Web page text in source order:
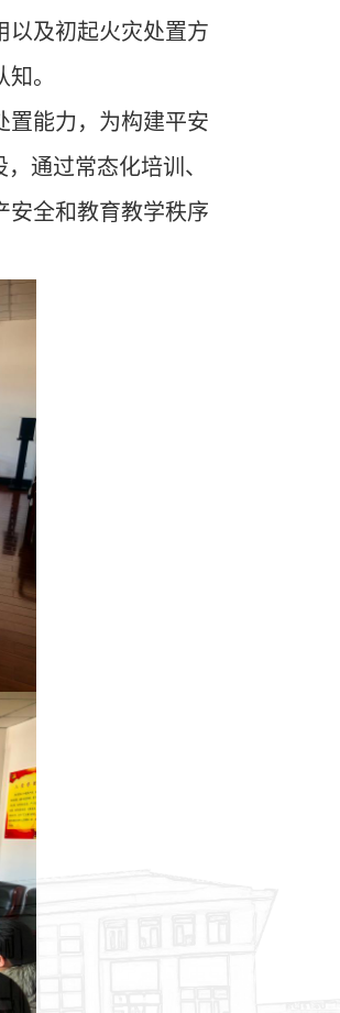
以及初起火灾处置方
。
置能力，为构建平安
通过常态化培训、
安全和教育教学秩序